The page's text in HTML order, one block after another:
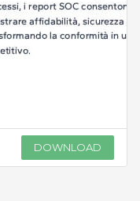
DOWNLOAD